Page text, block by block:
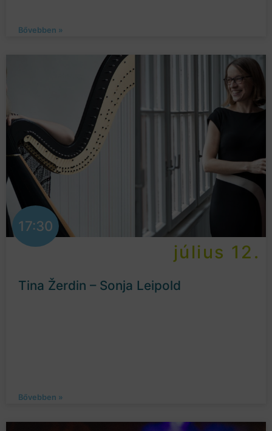
Bővebben »
17:30
július 12.
Tina Žerdin – Sonja Leipold
Bővebben »